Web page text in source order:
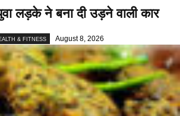
लड़के ने बना दी उड़ने वाली कार
& FITNESS August 8, 2026